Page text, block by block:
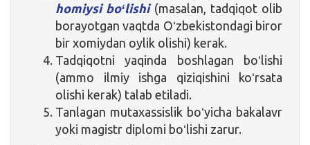
homiysi boʻlishi(masalan, tadqiqot olib
borayotgan vaqtda Oʻzbekistondagi biror
bir xomiydan oylik olishi) kerak.
Tadqiqotni yaqinda boshlagan boʻlishi
(ammo ilmiy ishga qiziqishini koʻrsata
olishi kerak) talab etiladi.
Tanlagan mutaxassislik boʻyicha bakalavr
yoki magistr diplomi boʻlishi zarur.